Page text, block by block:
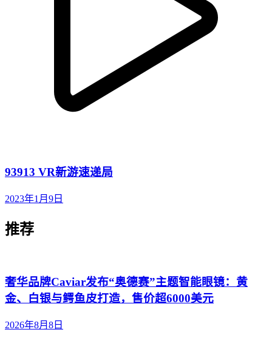
93913 VR新游速递局
2023年1月9日
推荐
奢华品牌Caviar发布“奥德赛”主题智能眼镜：黄
金、白银与鳄鱼皮打造，售价超6000美元
2026年8月8日